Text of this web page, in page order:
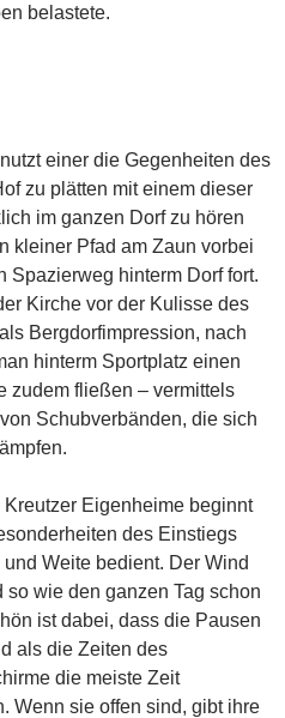
belastete.
einer die Gegenheiten des
zu plätten mit einem dieser
im ganzen Dorf zu hören
kleiner Pfad am Zaun vorbei
Spazierweg hinterm Dorf fort.
Kirche vor der Kulisse des
Bergdorfimpression, nach
hinterm Sportplatz einen
zudem fließen – vermittels
Schubverbänden, die sich
Eigenheime beginnt
des Einstiegs
Weite bedient. Der Wind
so wie den ganzen Tag schon
ist dabei, dass die Pausen
als die Zeiten des
die meiste Zeit
Wenn sie offen sind, gibt ihre